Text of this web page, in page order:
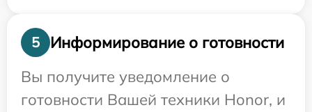
5
Информирование о готовности
Вы получите уведомление о
готовности Вашей техники Honor, и